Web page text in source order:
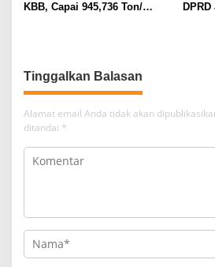
KBB, Capai 945,736 Ton/
Tinggalkan Balasan
Alamat email Anda tidak akan
ditandai *